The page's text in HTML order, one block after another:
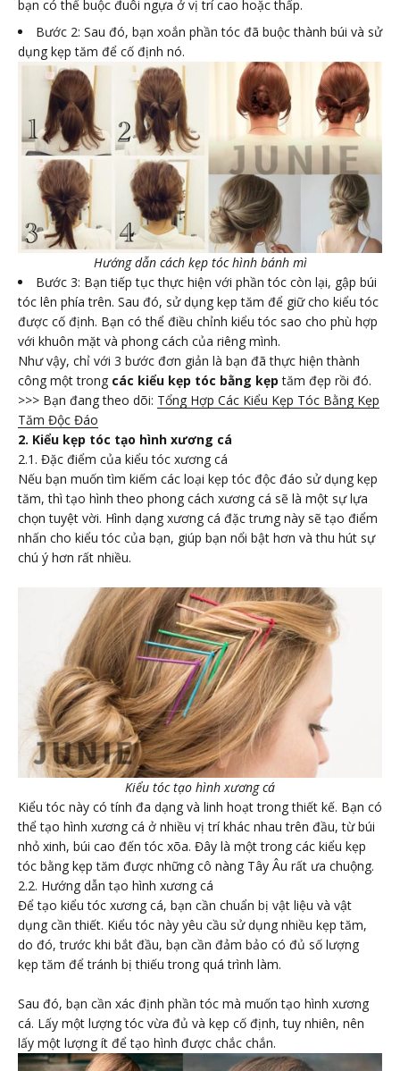
bạn có thể buộc đuôi ngựa ở vị trí cao hoặc thấp.
Bước 2: Sau đó, bạn xoắn phần tóc đã buộc thành búi và sử
dụng kẹp tăm để cố định nó.
Hướng dẫn cách kẹp tóc hình bánh mì
Bước 3: Bạn tiếp tục thực hiện với phần tóc còn lại, gập búi
tóc lên phía trên. Sau đó, sử dụng kẹp tăm để giữ cho kiểu tóc
được cố định. Bạn có thể điều chỉnh kiểu tóc sao cho phù hợp
với khuôn mặt và phong cách của riêng mình.
Như vậy, chỉ với 3 bước đơn giản là bạn đã thực hiện thành
công một trong các kiểu kẹp tóc bằng kẹp tăm đẹp rồi đó.
>>> Bạn đang theo dõi: Tổng Hợp Các Kiểu Kẹp Tóc Bằng Kẹp
Tăm Độc Đáo
2. Kiểu kẹp tóc tạo hình xương cá
2.1. Đặc điểm của kiểu tóc xương cá
Nếu bạn muốn tìm kiếm các loại kẹp tóc độc đáo sử dụng kẹp
tăm, thì tạo hình theo phong cách xương cá sẽ là một sự lựa
chọn tuyệt vời. Hình dạng xương cá đặc trưng này sẽ tạo điểm
nhấn cho kiểu tóc của bạn, giúp bạn nổi bật hơn và thu hút sự
chú ý hơn rất nhiều.
Kiểu tóc tạo hình xương cá
Kiểu tóc này có tính đa dạng và linh hoạt trong thiết kế. Bạn có
thể tạo hình xương cá ở nhiều vị trí khác nhau trên đầu, từ búi
nhỏ xinh, búi cao đến tóc xõa. Đây là một trong các kiểu kẹp
tóc bằng kẹp tăm được những cô nàng Tây Âu rất ưa chuộng.
2.2. Hướng dẫn tạo hình xương cá
Để tạo kiểu tóc xương cá, bạn cần chuẩn bị vật liệu và vật
dụng cần thiết. Kiểu tóc này yêu cầu sử dụng nhiều kẹp tăm,
do đó, trước khi bắt đầu, bạn cần đảm bảo có đủ số lượng
kẹp tăm để tránh bị thiếu trong quá trình làm.
Sau đó, bạn cần xác định phần tóc mà muốn tạo hình xương
cá. Lấy một lượng tóc vừa đủ và kẹp cố định, tuy nhiên, nên
lấy một lượng ít để tạo hình được chắc chắn.